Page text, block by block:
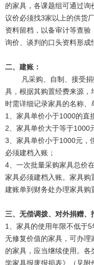
的家具，各课题组可通过询
议价必须找3家以上的供货
资料留档，以备审计等查
询价、谈判的口头资料形成
二、建账：
凡采购、自制、接受捐
具，根据其购置经费来源，
时需详细记录家具的名称、
1、家具单价小于1000的直
2、家具单价大于等于1000
3、家具单价小于1000元，
必须建档入账；
4、一次批量采购家具总价
家具必须建档入账。家具
建账单到财务处办理家具购
三、无偿调拨、对外捐赠、
1、家具的使用年限不低于
无修复价值的家具，可办理
的家具，应当继续使用。
学家具报废报损表》（见附